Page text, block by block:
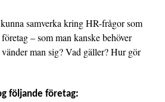
samverka kring HR-frågor som
– som man kanske behöver
man sig? Vad gäller? Hur gör
följande företag: